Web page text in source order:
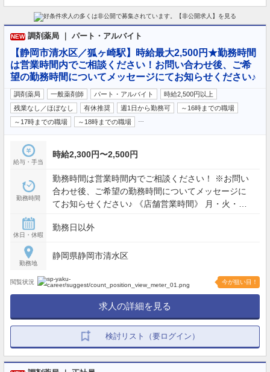
NEW 調剤薬局 ｜ パート・アルバイト
【静岡市清水区／狐ヶ崎駅】時給最大2,500円★勤務時間
は営業時間内でご相談ください！お問い合わせ後、ご希
望の勤務時間についてメッセージにてお知らせください♪
調剤薬局 一般薬剤師 パート・アルバイト
時給2,500円以上
残業なし／ほぼなし
有休推奨 週1日から勤務可
～16時までの職場
～17時までの職場
～18時までの職場
給与・手当
時給2,300円〜2,500円
勤務時間
勤務時間は営業時間内でご相談ください！ ※お問い
合わせ後、ご希望の勤務時間についてメッセージに
てお知らせください♪ 《店舗営業時間》 月・火・
曜日： 9:00〜13:00
休日・休暇
勤務日以外
勤務地
静岡県静岡市清水区
閲覧状況 今が狙い目！
求人の詳細を見る
検討リスト（要ログイン）